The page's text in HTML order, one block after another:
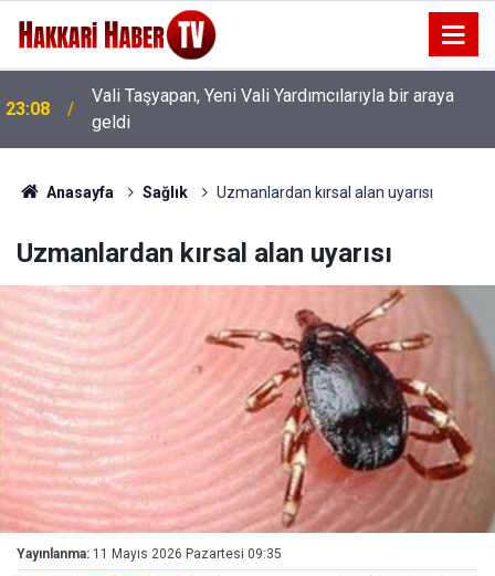
Vali Taşyapan, Yeni Vali Yardımcılarıyla bir araya
geldi
22:59 İran Heyetin'den Vali Taşyapan'a ziyaret
Anasayfa Sağlık Uzmanlardan kırsal alan uyarısı
Uzmanlardan kırsal alan uyarısı
Yayınlanma: 11 Mayıs 2026 Pazartesi 09:35